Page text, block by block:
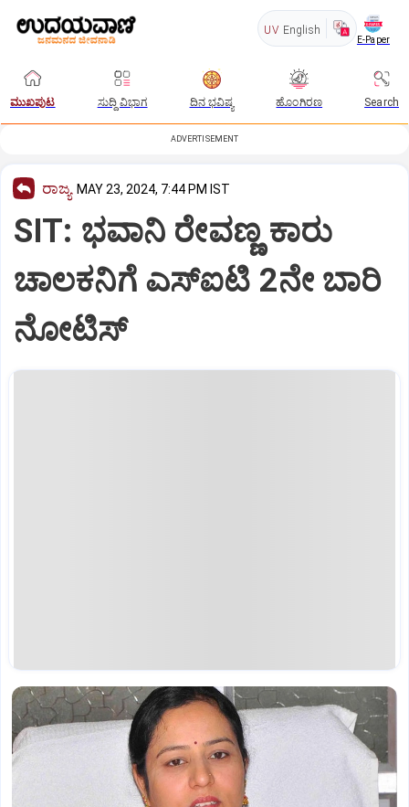
UV English
E-Paper
ಮುಖಪುಟ ಸುದ್ದಿ ವಿಭಾಗ ದಿನ ಭವಿಷ್ಯ ಹೊಂಗಿರಣ Search
ADVERTISEMENT
ರಾಜ್ಯ MAY 23, 2024, 7:44 PM IST
SIT: ಭವಾನಿ ರೇವಣ್ಣ ಕಾರು
ಚಾಲಕನಿಗೆ ಎಸ್‌ಐಟಿ 2ನೇ ಬಾರಿ
ನೋಟಿಸ್‌